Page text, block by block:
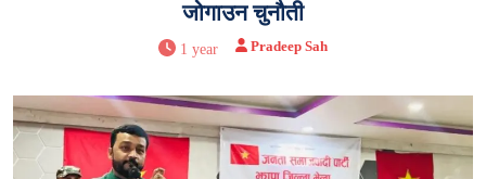
जोगाउन चुनौती
1 year Pradeep Sah